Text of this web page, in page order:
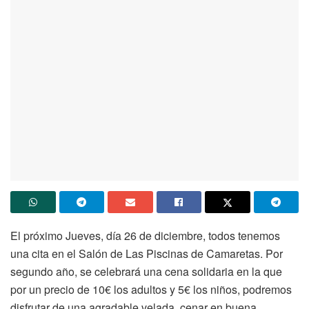
El próximo Jueves, día 26 de diciembre, todos tenemos
una cita en el Salón de Las Piscinas de Camaretas. Por
segundo año, se celebrará una cena solidaria en la que
por un precio de 10€ los adultos y 5€ los niños, podremos